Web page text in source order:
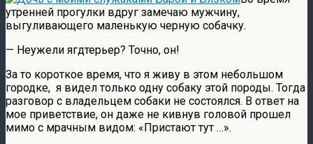
утренней прогулки вдруг замечаю мужчину,
выгуливающего маленькую черную собачку.
— Неужели ягдтерьер? Точно, он!
За то короткое время, что я живу в этом небольшом
городке, я видел только одну собаку этой породы. Тогда
разговор с владельцем собаки не состоялся. В ответ на
мое приветствие, он даже не кивнув головой прошел
мимо с мрачным видом: «Пристают тут …».